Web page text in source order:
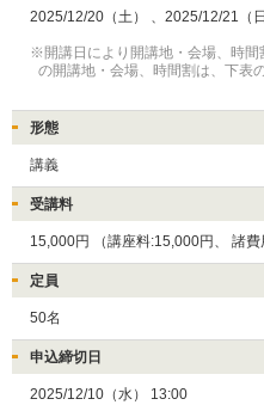
2025/12/20（土） 、2025/12/21（日
※開講日により開講地・会場、時間
の開講地・会場、時間割は、下表
形態
講義
受講料
15,000円 （講座料:15,000円、 諸費
定員
50名
申込締切日
2025/12/10（水） 13:00